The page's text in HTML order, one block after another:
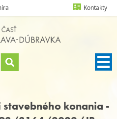
Kontakty
konania -